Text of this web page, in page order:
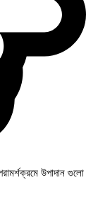
উপাদান গুলো